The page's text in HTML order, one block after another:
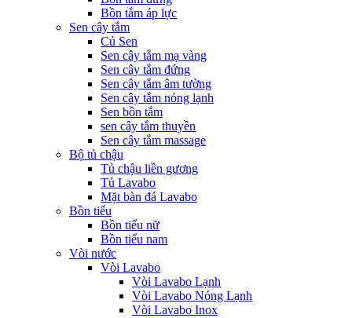
Bồn tắm áp lực
Sen cây tắm
Củ Sen
Sen cây tắm mạ vàng
Sen cây tắm đứng
Sen cây tắm âm tường
Sen cây tắm nóng lạnh
Sen bồn tắm
sen cây tắm thuyền
Sen cây tắm massage
Bộ tủ chậu
Tủ chậu liền gương
Tủ Lavabo
Mặt bàn đá Lavabo
Bồn tiểu
Bồn tiểu nữ
Bồn tiểu nam
Vòi nước
Vòi Lavabo
Vòi Lavabo Lạnh
Vòi Lavabo Nóng Lạnh
Vòi Lavabo Inox